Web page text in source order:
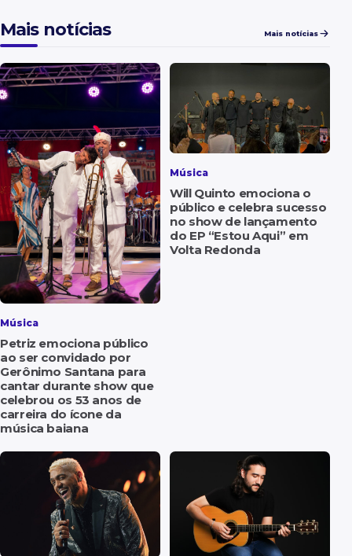
Mais notícias Mais notícias
Música
Petriz emociona público
ao ser convidado por
Gerônimo Santana para
cantar durante show que
celebrou os 53 anos de
carreira do ícone da
música baiana
Música
Will Quinto emociona o
público e celebra sucesso
no show de lançamento
do EP “Estou Aqui” em
Volta Redonda